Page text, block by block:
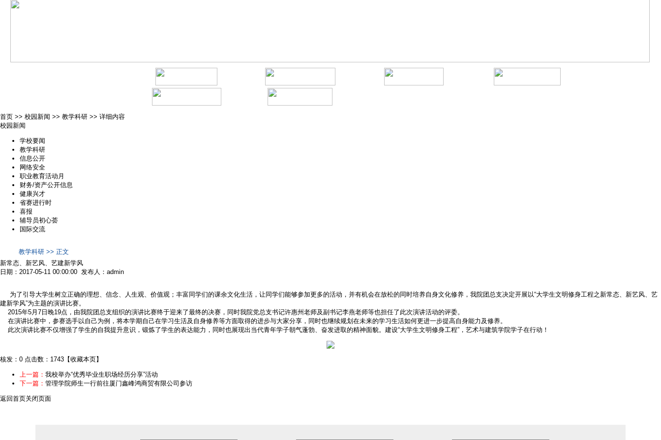
首页 >> 校园新闻 >> 教学科研 >> 详细内容
校园新闻
学校要闻
教学科研
信息公开
网络安全
职业教育活动月
财务/资产公开信息
健康兴才
省赛进行时
喜报
辅导员初心荟
国际交流
教学科研 >> 正文
新常态、新艺风、艺建新学风
日期：2017-05-11 00:00:00 发布人：admin
为了引导大学生树立正确的理想、信念、人生观、价值观；丰富同学们的课余文化生活，让同学们能够参加更多的活动，并有机会在放松的同时培养自身文化修养，我院团总支决定开展以“大学生文明修身工程之新常态、新艺风、艺
建新学风”为主题的演讲比赛。
2015年5月7日晚19点，由我院团总支组织的演讲比赛终于迎来了最终的决赛，同时我院党总支书记许惠州老师及副书记李燕老师等也担任了此次演讲活动的评委。
在演讲比赛中，参赛选手以自己为例，将本学期自己在学习生活及自身修养等方面取得的进步与大家分享，同时也继续规划在未来的学习生活如何更进一步提高自身能力及修养。
此次演讲比赛不仅增强了学生的自我提升意识，锻炼了学生的表达能力，同时也展现出当代青年学子朝气蓬勃、奋发进取的精神面貌。建设“大学生文明修身工程”，艺术与建筑学院学子在行动！
核发：0 点击数：1743 【收藏本页】
上一篇： 我校举办“优秀毕业生职场经历分享”活动
下一篇： 管理学院师生一行前往厦门鑫峰鸿商贸有限公司参访
返回首页关闭页面